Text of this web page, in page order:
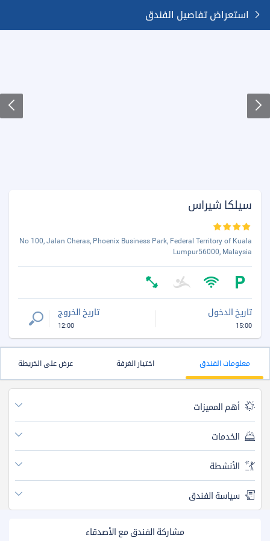
استعراض تفاصيل الفندق
سيلكا شيراس
No 100, Jalan Cheras, Phoenix Business Park, Federal Territory of Kuala
Lumpur56000, Malaysia
تاريخ الدخول
15:00
تاريخ الخروج
12:00
معلومات الفندق اختيار الغرفة عرض على الخريطة
أهم المميزات
الخدمات
الأنشطة
سياسة الفندق
مشاركة الفندق مع الأصدقاء